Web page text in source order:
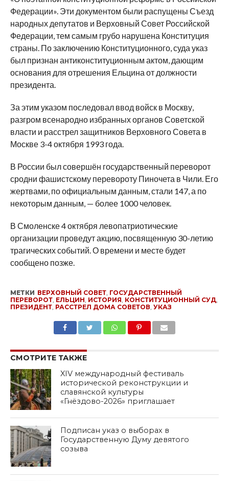
Федерации». Эти документом были распущены Съезд
народных депутатов и Верховный Совет Российской
Федерации, тем самым грубо нарушена Конституция
страны. По заключению Конституционного, суда указ
был признан антиконституционным актом, дающим
основания для отрешения Ельцина от должности
президента.
За этим указом последовал ввод войск в Москву,
разгром всенародно избранных органов Советской
власти и расстрел защитников Верховного Совета в
Москве 3-4 октября 1993 года.
В России был совершён государственный переворот
сродни фашистскому перевороту Пиночета в Чили. Его
жертвами, по официальным данным, стали 147, а по
некоторым данным, — более 1000 человек.
В Смоленске 4 октября левопатриотические
организации проведут акцию, посвященную 30-летию
трагических событий. О времени и месте будет
сообщено позже.
МЕТКИ ВЕРХОВНЫЙ СОВЕТ, ГОСУДАРСТВЕННЫЙ
ПЕРЕВОРОТ, ЕЛЬЦИН, ИСТОРИЯ, КОНСТИТУЦИОННЫЙ СУД,
ПРЕЗИДЕНТ, РАССТРЕЛ ДОМА СОВЕТОВ, УКАЗ
СМОТРИТЕ ТАКЖЕ
XIV международный фестиваль
исторической реконструкции и
славянской культуры
«Гнёздово-2026» приглашает
Подписан указ о выборах в
Государственную Думу девятого
созыва